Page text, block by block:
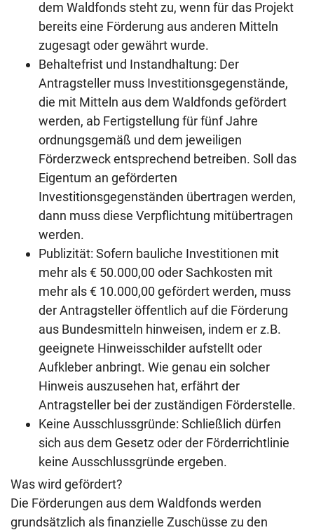
dem Waldfonds steht zu, wenn für das Projekt
bereits eine Förderung aus anderen Mitteln
zugesagt oder gewährt wurde.
Behaltefrist und Instandhaltung: Der
Antragsteller muss Investitionsgegenstände,
die mit Mitteln aus dem Waldfonds gefördert
werden, ab Fertigstellung für fünf Jahre
ordnungsgemäß und dem jeweiligen
Förderzweck entsprechend betreiben. Soll das
Eigentum an geförderten
Investitionsgegenständen übertragen werden,
dann muss diese Verpflichtung mitübertragen
werden.
Publizität: Sofern bauliche Investitionen mit
mehr als € 50.000,00 oder Sachkosten mit
mehr als € 10.000,00 gefördert werden, muss
der Antragsteller öffentlich auf die Förderung
aus Bundesmitteln hinweisen, indem er z.B.
geeignete Hinweisschilder aufstellt oder
Aufkleber anbringt. Wie genau ein solcher
Hinweis auszusehen hat, erfährt der
Antragsteller bei der zuständigen Förderstelle.
Keine Ausschlussgründe: Schließlich dürfen
sich aus dem Gesetz oder der Förderrichtlinie
keine Ausschlussgründe ergeben.
Was wird gefördert?
Die Förderungen aus dem Waldfonds werden
grundsätzlich als finanzielle Zuschüsse zu den